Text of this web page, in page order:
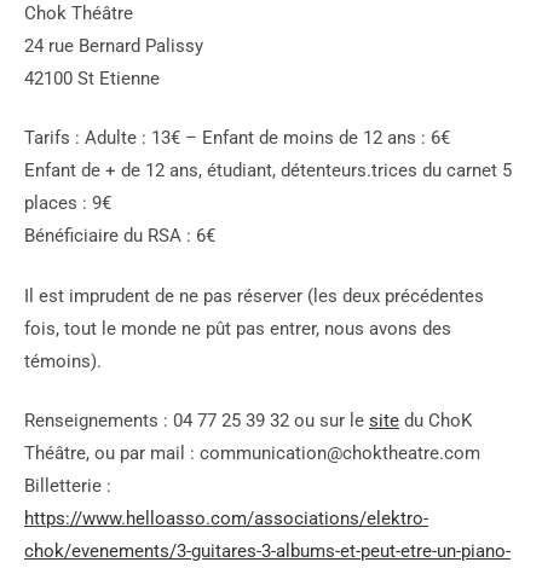
Chok Théâtre
24 rue Bernard Palissy
42100 St Etienne
Tarifs : Adulte : 13€ – Enfant de moins de 12 ans : 6€
Enfant de + de 12 ans, étudiant, détenteurs.trices du carnet 5
places : 9€
Bénéficiaire du RSA : 6€
Il est imprudent de ne pas réserver (les deux précédentes
fois, tout le monde ne pût pas entrer, nous avons des
témoins).
Renseignements : 04 77 25 39 32 ou sur le site du ChoK
Théâtre, ou par mail : communication@choktheatre.com
Billetterie :
https://www.helloasso.com/associations/elektro-
chok/evenements/3-guitares-3-albums-et-peut-etre-un-piano-